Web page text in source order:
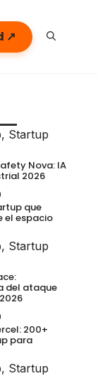
↗
, Startup
Nova: IA
2026
que
el espacio
, Startup
del ataque
200+
para
, Startup